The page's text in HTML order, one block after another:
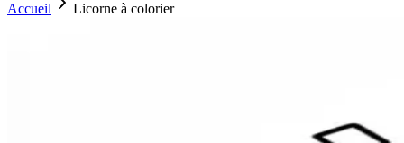
Accueil Licorne à colorier